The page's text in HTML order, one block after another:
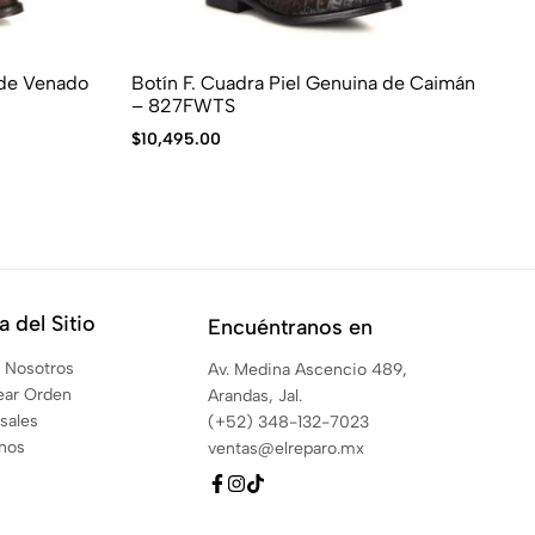
Venado
Botín F. Cuadra Piel Genuina de Caimán
– 827FWTS
$10,495.00
del Sitio
Nosotros
Orden
Encuéntranos en
Av. Medina Ascencio 489,
Arandas, Jal.
(+52) 348-132-7023
ventas@elreparo.mx